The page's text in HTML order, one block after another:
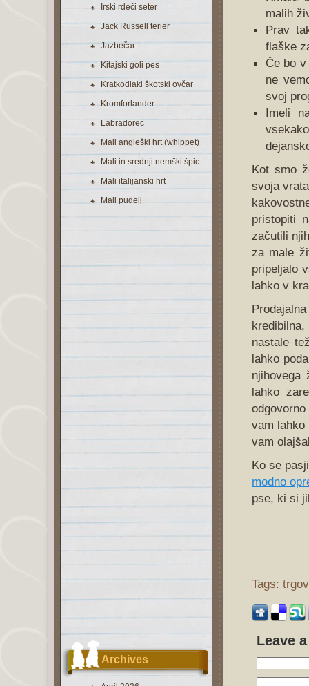
Irski rdeči seter
Jack Russell terier
Jazbečar
Kitajski goli pes
Kratkodlaki škotski ovčar
Kromforlander
Labradorec
Mali angleški hrt (whippet)
Mali in srednji nemški špic
Mali italijanski hrt
Mali pudelj
Archives
malih
Prav
flaške
Če bo
ne
svoj
Imeli
Kot smo
svoja
pristopiti
začutili
za male
pripeljalo
lahko v
nastale
lahko
njihovega
lahko
vam lahko
vam
Ko se
modno
pse, ki si
Tags:
Leave